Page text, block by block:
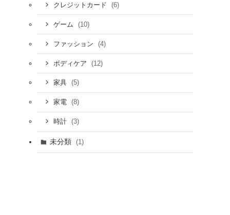
クレジットカード (6)
ゲーム (10)
ファッション (4)
ボディケア (12)
家具 (5)
家電 (8)
時計 (3)
未分類 (1)